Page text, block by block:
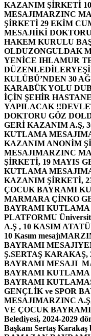
KAZANIM ŞİRKETİ
MESAJIMARZINC
ŞİRKETİ 29 EKİM
MESAJIİKİ
HAKEM KURULU
OLDUZONGULDAK
YENİCE IHLAMUR
DÜZENLEDİLER
KULÜBÜ’NDEN 30
KARABÜK YOLU
İÇİN ŞEHİR
YAPILACAK !!
DOKTORU GÖZ
GERİ KAZANIM A.Ş,
KUTLAMA MESAJI
KAZANIM ANONİM
MESAJIMARZINC
ŞİRKETİ, 19 MAYIS
KUTLAMA MESAJI
KAZANIM ŞİRKETİ,
ÇOCUK BAYRAMI
MARMARA ÇİNKO
BAYRAMI KUTLAMA
PLATFORMU
A.Ş , 10 KASIM
10 Kasım mesajı
BAYRAMI MESAJI
Ş.SERTAŞ
BAYRAMI MESAJI
BAYRAMI KUTLAMA
BAYRAMI
GENÇLİK ve SPOR
MESAJIMARZINC
VE ÇOCUK
Belediyesi, 2024-2029
Başkanı Sertaş Karakaş